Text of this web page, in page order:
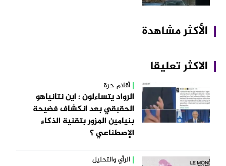
الأكثر مشاهدة
الاكثر تعليقا
أقلام حرة
الرواد يتساءلون : اين نتانياهو
الحقبقي بعد انكشاف فضيحة
بنيامين المزور بتقنية الذكاء
الإصطناعي ؟
الرأي والتحليل